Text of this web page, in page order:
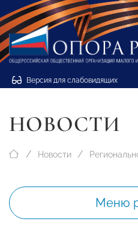
Версия для слабовидящих
НОВОСТИ
Новости
Меню